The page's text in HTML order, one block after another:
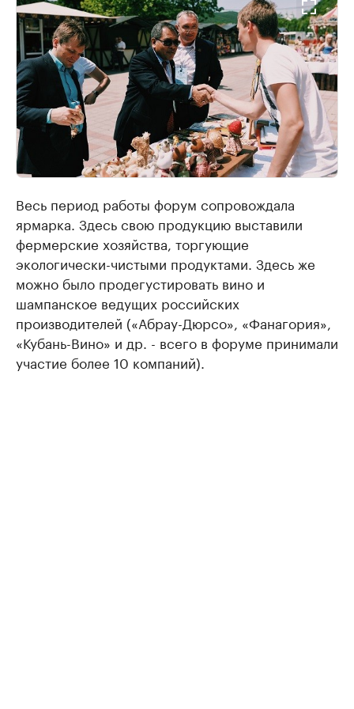
Весь период работы форум сопровождала
ярмарка. Здесь свою продукцию выставили
фермерские хозяйства, торгующие
экологически-чистыми продуктами. Здесь же
можно было продегустировать вино и
шампанское ведущих российских
производителей («Абрау-Дюрсо», «Фанагория»,
«Кубань-Вино» и др. - всего в форуме принимали
участие более 10 компаний).